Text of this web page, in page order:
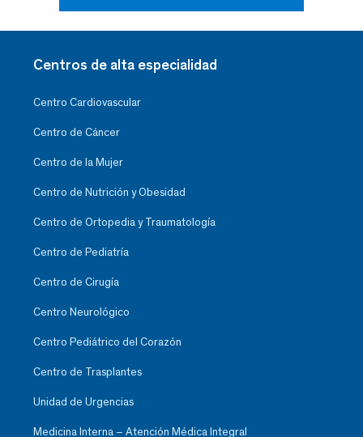
Centros de alta especialidad
Centro Cardiovascular
Centro de Cáncer
Centro de la Mujer
Centro de Nutrición y Obesidad
Centro de Ortopedia y Traumatología
Centro de Pediatría
Centro de Cirugía
Centro Neurológico
Centro Pediátrico del Corazón
Centro de Trasplantes
Unidad de Urgencias
Medicina Interna – Atención Médica Integral